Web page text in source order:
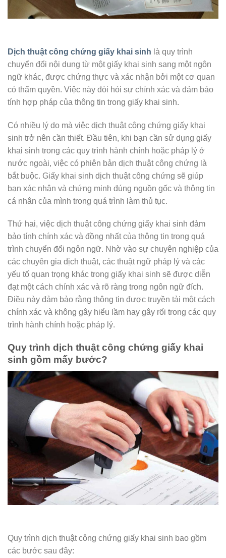
Dịch thuật công chứng giấy khai sinh là quy trình
chuyển đổi nội dung từ một giấy khai sinh sang một ngôn
ngữ khác, được chứng thực và xác nhận bởi một cơ quan
có thẩm quyền. Việc này đòi hỏi sự chính xác và đảm bảo
tính hợp pháp của thông tin trong giấy khai sinh.
Có nhiều lý do mà việc dịch thuật công chứng giấy khai
sinh trở nên cần thiết. Đầu tiên, khi bạn cần sử dụng giấy
khai sinh trong các quy trình hành chính hoặc pháp lý ở
nước ngoài, việc có phiên bản dịch thuật công chứng là
bắt buộc. Giấy khai sinh dịch thuật công chứng sẽ giúp
bạn xác nhận và chứng minh đúng nguồn gốc và thông tin
cá nhân của mình trong quá trình làm thủ tục.
Thứ hai, việc dịch thuật công chứng giấy khai sinh đảm
bảo tính chính xác và đồng nhất của thông tin trong quá
trình chuyển đổi ngôn ngữ. Nhờ vào sự chuyên nghiệp của
các chuyên gia dịch thuật, các thuật ngữ pháp lý và các
yếu tố quan trọng khác trong giấy khai sinh sẽ được diễn
đạt một cách chính xác và rõ ràng trong ngôn ngữ đích.
Điều này đảm bảo rằng thông tin được truyền tải một cách
chính xác và không gây hiểu lầm hay gây rối trong các quy
trình hành chính hoặc pháp lý.
Quy trình dịch thuật công chứng giấy khai
sinh gồm mấy bước?
Quy trình dịch thuật công chứng giấy khai sinh bao gồm
các bước sau đây: